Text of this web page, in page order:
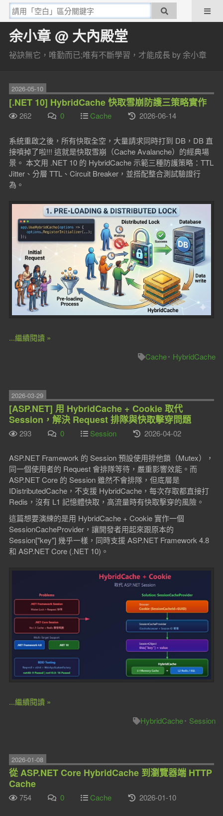
余小章 @ 大內殿堂
祕訣無它，唯勤而已;唯有不斷學習，才能成長 by 余小章
2026-05-10
[.NET 10] HybridCache 快取雪崩防護三策略實作
262 0 Cache 2026-06-14
系統重啟之後，所有快取全空，大量請求同時打到 DB，DB 直
接噴掉了啦!!! 這就是快取雪崩（Cache Avalanche）的經典場
景。 本文用 .NET 10 的 HybridCache 示範三種防護策略：TTL
Jitter、分層 TTL、Circuit Breaker，並搭配整合測試驗證行
為。
...繼續閱讀 »
Cache
HybridCache
2026-03-29
[ASP.NET] 用 HybridCache + Cookie 取代
Session，解決 Request 排隊與快取擊穿問題
293 0 Session 2026-04-02
ASP.NET Framework 的 Session 預設使用排他鎖（Mutex），
同一個使用者的 Request 會排隊等待，嚴重影響效能。而
ASP.NET Core 的 Session 雖然不會排隊，但底層是
IDistributedCache，不支援 HybridCache，每次存取都直接打
Redis，沒有 L1 記憶體快取，高流量時有快取擊穿的風險。
這篇想要演練的是用 HybridCache + Cookie 實作一個
SessionCacheProvider，讓開發者用起來跟原本的
Session["key"] 幾乎一樣，同時支援 ASP.NET Framework 4.8
和 ASP.NET Core (.NET 10)。
...繼續閱讀 »
HybridCache
Session
2026-01-08
從 ASP.NET Core HybridCache 到瀏覽器端 HTTP
Cache
754 0 Cache 2026-01-10